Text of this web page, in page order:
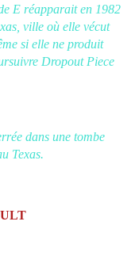
E réapparait en 1982
ville où elle vécut
si elle ne produit
Dropout Piece
dans une tombe
Texas.